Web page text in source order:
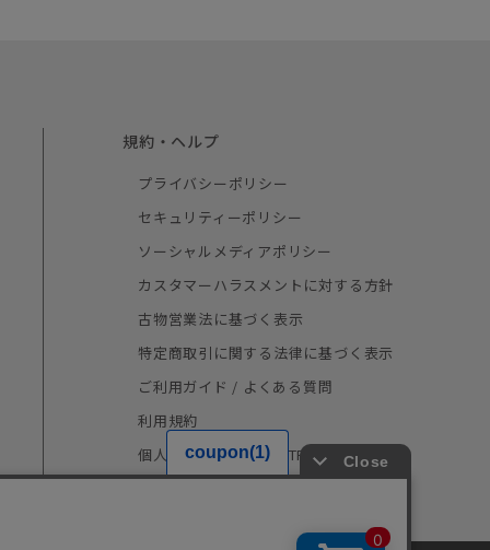
規約・ヘルプ
プライバシーポリシー
セキュリティーポリシー
ソーシャルメディアポリシー
カスタマーハラスメントに対する方針
古物営業法に基づく表示
特定商取引に関する法律に基づく表示
ご利用ガイド / よくある質問
利用規約
個人情報の取り扱い（TRUSTe）